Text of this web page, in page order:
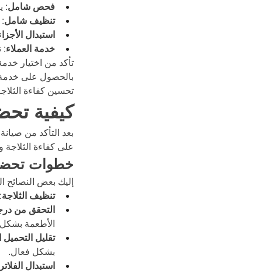
فحص شامل:
تنظيف شامل:
استبدال
خدمة العملاء:
تأكد من اختيار
بالحصول على خدمة
تحسين كفاءة
كيفية
بعد التأكد من
على كفاءة
خطوات
إليك بعض النصائح
تنظيف الثلاجة
التحقق من
الأطعمة
تقليل التحميل
بشكل فعال.
استبدال الفلاتر